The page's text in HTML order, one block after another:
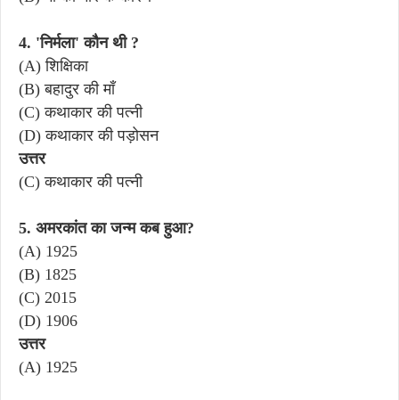
4. 'निर्मला' कौन थी ?
(A) शिक्षिका
(B) बहादुर की माँ
(C) कथाकार की पत्नी
(D) कथाकार की पड़ोसन
उत्तर
(C) कथाकार की पत्नी
5. अमरकांत का जन्म कब हुआ?
(A) 1925
(B) 1825
(C) 2015
(D) 1906
उत्तर
(A) 1925